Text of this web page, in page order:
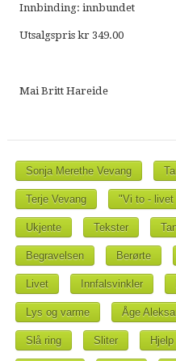
Innbinding: innbundet
Utsalgspris kr 349.00
Mai Britt Hareide
Sonja Merethe Vevang
Terje Vevang "Vi to - livet
Ukjente Tekster
Begravelsen Berørte
Livet Innfalsvinkler
Lys og varme Åge
Slå ring Sliter Hjelp